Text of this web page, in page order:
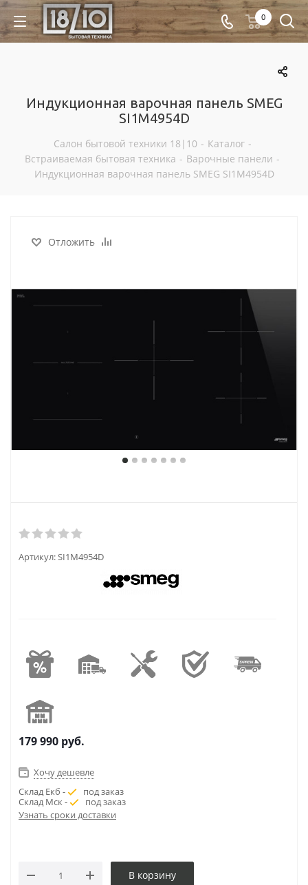
0
Индукционная варочная панель SMEG
SI1M4954D
Салон бытовой техники 18|10 - Каталог -
Встраиваемая бытовая техника - Варочные панели -
Индукционная варочная панель SMEG SI1M4954D
Отложить
Артикул:SI1M4954D
179 990 руб.
Хочу дешевле
Склад Екб -
под заказ
Склад Мск -
под заказ
Узнать сроки доставки
В корзину